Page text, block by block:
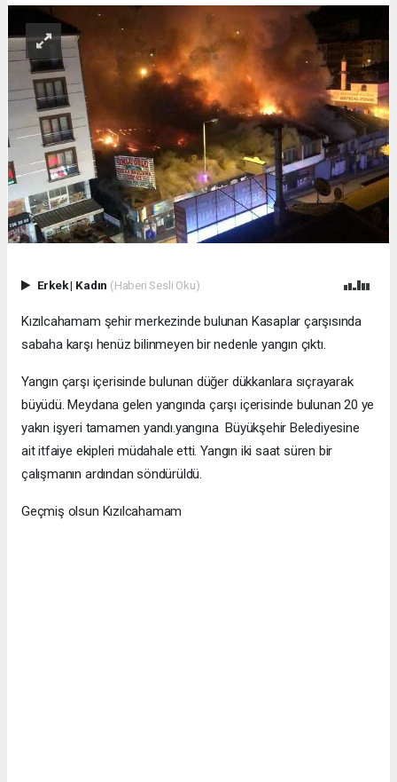
Erkek| Kadın (Haberi Sesli Oku)
Kızılcahamam şehir merkezinde bulunan Kasaplar çarşısında
sabaha karşı henüz bilinmeyen bir nedenle yangın çıktı.
Yangın çarşı içerisinde bulunan düğer dükkanlara sıçrayarak
büyüdü. Meydana gelen yangında çarşı içerisinde bulunan 20 ye
yakın işyeri tamamen yandı.yangına Büyükşehir Belediyesine
ait itfaiye ekipleri müdahale etti. Yangın iki saat süren bir
çalışmanın ardından söndürüldü.
Geçmiş olsun Kızılcahamam